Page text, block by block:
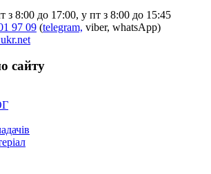
військовим
жестовою мовою
база УТОГ
ООН
ВФГ
документи
з 8:00 до 17:00, у пт з 8:00 до 15:45
97 09 (telegram, viber, whatsApp)
сайту